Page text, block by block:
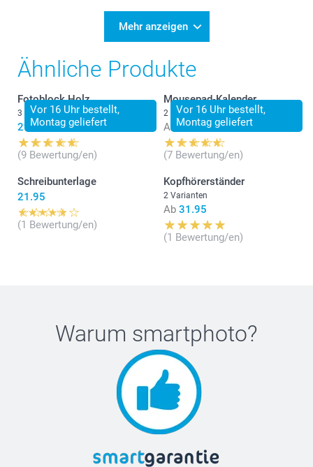
Mehr anzeigen
Ähnliche Produkte
Vor 16 Uhr bestellt,
Montag geliefert
Fotoblock Holz
3 Varianten
29.95
(9 Bewertung/en)
Vor 16 Uhr bestellt,
Montag geliefert
Mousepad-Kalender
2 Varianten
Ab 14.95
(7 Bewertung/en)
Schreibunterlage
21.95
(1 Bewertung/en)
Kopfhörerständer
2 Varianten
Ab 31.95
(1 Bewertung/en)
Warum smartphoto?